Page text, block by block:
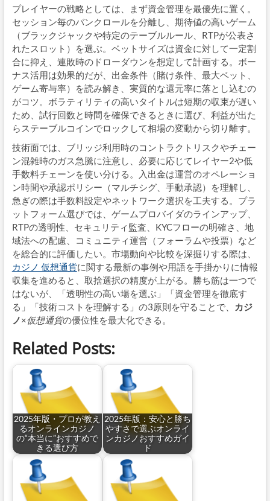
プレイヤーの戦略としては、まず資金管理を最優先に置く。
セッション毎のバンクロールを分離し、期待値の高いゲーム
（ブラックジャックや特定のテーブルルール、RTPが公表さ
れたスロット）を選ぶ。ベットサイズは資金に対して一定割
合に抑え、連敗時のドローダウンを想定して計画する。ボー
ナス活用は効果的だが、出金条件（賭け条件、最大ベット、
ゲーム寄与率）を読み解き、実質的な還元率に落とし込むの
がコツ。ボラティリティの高いタイトルは短期の収束が遅い
ため、試行回数と時間を確保できるときに選び、利益が出た
らステーブルコインでロックして相場の変動から切り離す。
技術面では、ブリッジ利用時のコントラクトリスクやチェー
ン混雑時のガス急騰に注意し、必要に応じてレイヤー2や低
手数料チェーンを使い分ける。入出金は運営のオペレーショ
ン時間や承認ポリシー（マルチシグ、手動承認）を理解し、
急ぎの際は手数料設定やネットワーク選択を工夫する。プラ
ットフォーム選びでは、ゲームプロバイダのラインアップ、
RTPの透明性、セキュリティ監査、KYCフローの明確さ、地
域法への配慮、コミュニティ運営（フォーラムや投票）など
を総合的に評価したい。市場動向や比較を深掘りする際は、
カジノ 仮想通貨に関する最新の事例や用語を手掛かりに情報
収集を進めると、取捨選択の精度が上がる。勝ち筋は一つで
はないが、「透明性の高い場を選ぶ」「資金管理を徹底す
る」「技術コストを理解する」の3原則を守ることで、
カジ
ノ×仮想通貨の優位性を最大化できる。
Related Posts:
2025年版・プロが教え
るオンラインカジノ
の“本当に”おすすめで
きる選び方
2025年版：安心と勝ち
やすさで選ぶオンライ
ンカジノおすすめガイ
ド